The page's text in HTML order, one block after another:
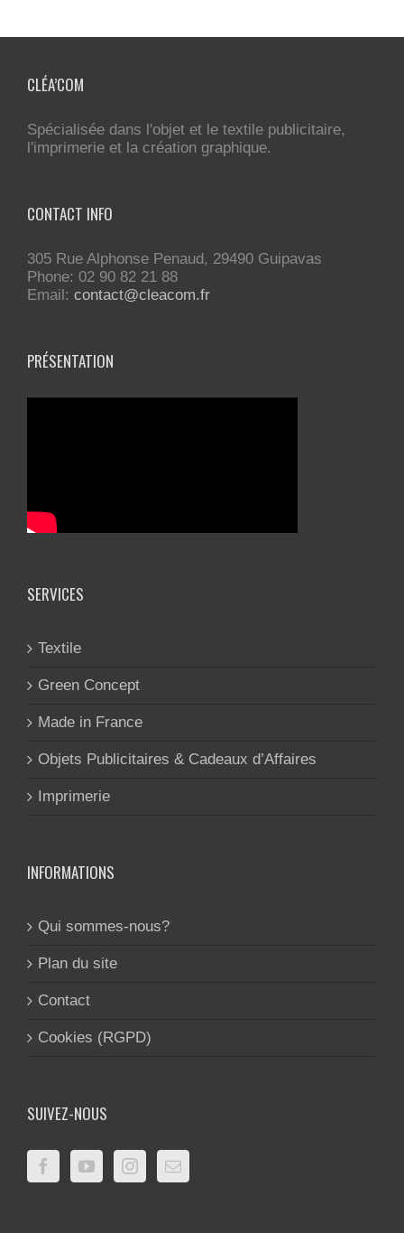
CLÉA’COM
Spécialisée dans l'objet et le textile publicitaire,
l'imprimerie et la création graphique.
CONTACT INFO
305 Rue Alphonse Penaud, 29490 Guipavas
Phone: 02 90 82 21 88
Email: contact@cleacom.fr
PRÉSENTATION
SERVICES
Textile
Green Concept
Made in France
Objets Publicitaires & Cadeaux d’Affaires
Imprimerie
INFORMATIONS
Qui sommes-nous?
Plan du site
Contact
Cookies (RGPD)
SUIVEZ-NOUS